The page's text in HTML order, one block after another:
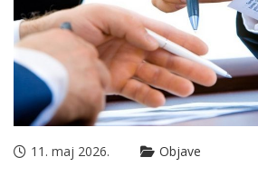
11. maj 2026. Objave